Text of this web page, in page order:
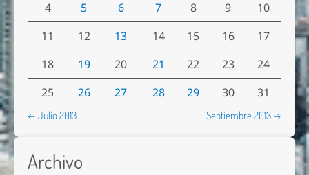
4
5 6 7 8 9
10
11
12 13 14 15 16
17
18
19 20 21 22 23
24
25
26 27 28 29 30 31
← Julio 2013 Septiembre 2013 →
Archivo